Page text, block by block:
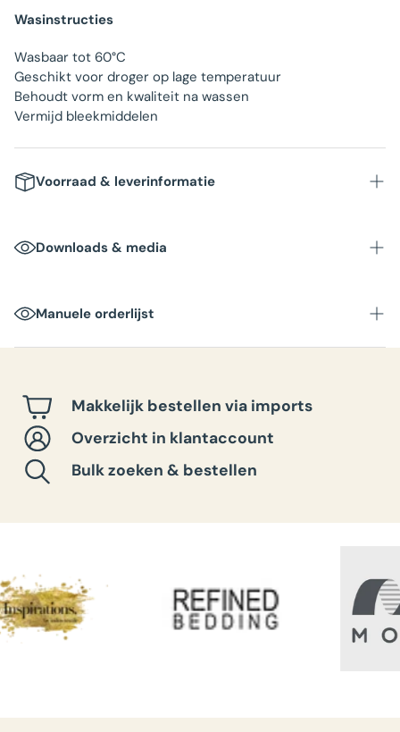
Wasinstructies
Wasbaar tot 60°C
Geschikt voor droger op lage temperatuur
Behoudt vorm en kwaliteit na wassen
Vermijd bleekmiddelen
Voorraad & leverinformatie
Downloads & media
Manuele orderlijst
Makkelijk bestellen via imports
Overzicht in klantaccount
Bulk zoeken & bestellen